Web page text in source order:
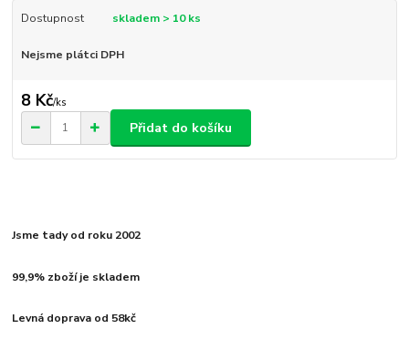
Dostupnost skladem > 10 ks
Nejsme plátci DPH
8 Kč/ks
Přidat do košíku
Jsme tady od roku 2002
99,9% zboží je skladem
Levná doprava od 58kč